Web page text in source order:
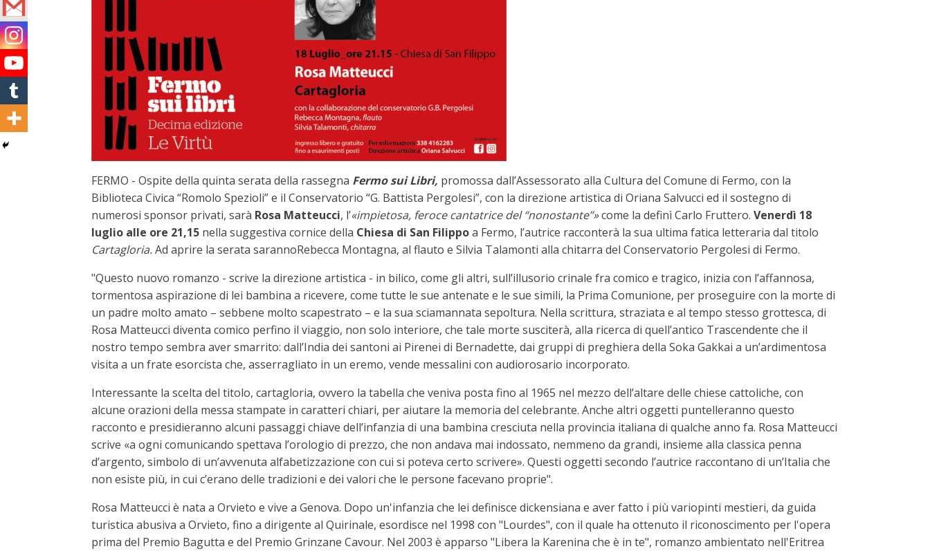
FERMO - Ospite della quinta serata della rassegna Fermo sui Libri, promossa dall’Assessorato alla Cultura del Comune di Fermo, con la
Biblioteca Civica “Romolo Spezioli” e il Conservatorio “G. Battista Pergolesi”, con la direzione artistica di Oriana Salvucci ed il sostegno di
numerosi sponsor privati, sarà Rosa Matteucci, l’«impietosa, feroce cantatrice del “nonostante”»come la definì Carlo Fruttero. Venerdì 18
luglio alle ore 21,15 nella suggestiva cornice della Chiesa di San Filippoa Fermo, l’autrice racconterà la sua ultima fatica letteraria dal titolo
Cartagloria.Ad aprire la serata sarannoRebecca Montagna, al flauto e Silvia Talamonti alla chitarra del Conservatorio Pergolesi di Fermo.
"Questo nuovo romanzo - scrive la direzione artistica - in bilico, come gli altri, sull’illusorio crinale fra comico e tragico, inizia con l’affannosa,
tormentosa aspirazione di lei bambina a ricevere, come tutte le sue antenate e le sue simili, la Prima Comunione, per proseguire con la morte di
un padre molto amato – sebbene molto scapestrato – e la sua sciamannata sepoltura. Nella scrittura, straziata e al tempo stesso grottesca, di
Rosa Matteucci diventa comico perfino il viaggio, non solo interiore, che tale morte susciterà, alla ricerca di quell’antico Trascendente che il
nostro tempo sembra aver smarrito: dall’India dei santoni ai Pirenei di Bernadette, dai gruppi di preghiera della Soka Gakkai a un’ardimentosa
visita a un frate esorcista che, asserragliato in un eremo, vende messalini con audiorosario incorporato.
Interessante la scelta del titolo, cartagloria, ovvero la tabella che veniva posta fino al 1965 nel mezzo dell’altare delle chiese cattoliche, con
alcune orazioni della messa stampate in caratteri chiari, per aiutare la memoria del celebrante. Anche altri oggetti puntelleranno questo
racconto e presidieranno alcuni passaggi chiave dell’infanzia di una bambina cresciuta nella provincia italiana di qualche anno fa. Rosa Matteucci
scrive «a ogni comunicando spettava l’orologio di prezzo, che non andava mai indossato, nemmeno da grandi, insieme alla classica penna
d’argento, simbolo di un’avvenuta alfabetizzazione con cui si poteva certo scrivere». Questi oggetti secondo l’autrice raccontano di un’Italia che
non esiste più, in cui c’erano delle tradizioni e dei valori che le persone facevano proprie".
Rosa Matteucci è nata a Orvieto e vive a Genova. Dopo un'infanzia che lei definisce dickensiana e aver fatto i più variopinti mestieri, da guida
turistica abusiva a Orvieto, fino a dirigente al Quirinale, esordisce nel 1998 con "Lourdes", con il quale ha ottenuto il riconoscimento per l'opera
prima del Premio Bagutta e del Premio Grinzane Cavour. Nel 2003 è apparso "Libera la Karenina che è in te", romanzo ambientato nell'Eritrea